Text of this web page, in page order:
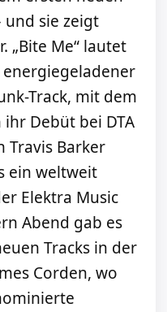
und sie zeigt
„Bite Me“ lautet
Track, mit dem
Debüt bei DTA
Travis Barker
ein weltweit
Elektra Music
Abend gab es
Tracks in der
Corden, wo